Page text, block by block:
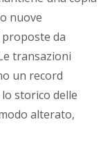
nuove
da
transazioni
un record
storico delle
alterato,